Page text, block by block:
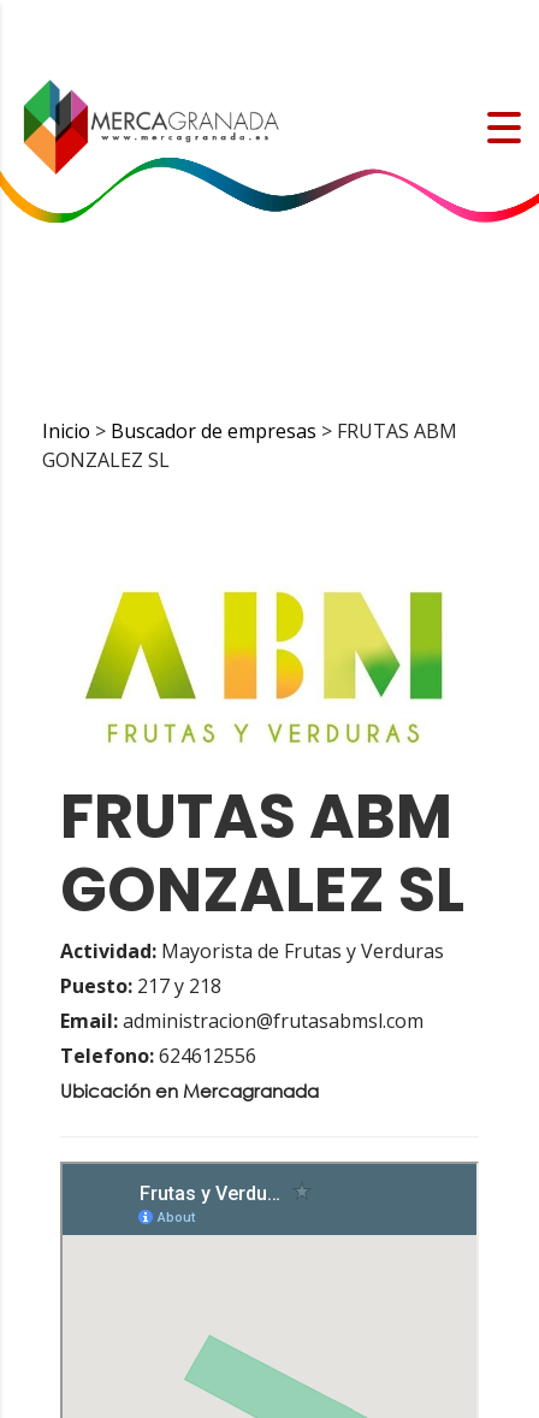
Inicio > Buscador de empresas > FRUTAS ABM
GONZALEZ SL
FRUTAS ABM
GONZALEZ SL
Actividad: Mayorista de Frutas y Verduras
Puesto: 217 y 218
Email:administracion@frutasabmsl.com
Telefono:624612556
Ubicación en Mercagranada